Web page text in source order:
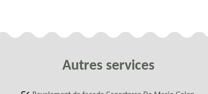
Autres services